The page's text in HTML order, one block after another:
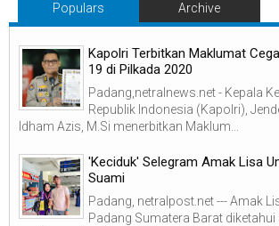
Populars Archive
Kapolri Terbitkan Maklumat
19 di Pilkada 2020
Padang,netralnews.net - Kepala
Republik Indonesia (Kapolri),
Idham Azis, M.Si menerbitkan Maklum...
'Keciduk' Selegram Amak Lisa
Suami
Padang, netralpost.net --- Amak
Padang Sumatera Barat diketahui